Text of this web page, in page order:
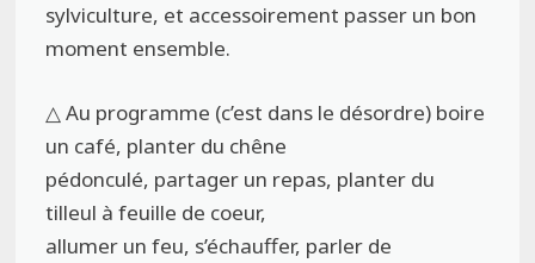
sylviculture, et accessoirement passer un bon
moment ensemble.
△ Au programme (c’est dans le désordre) boire
un café, planter du chêne
pédonculé, partager un repas, planter du
tilleul à feuille de coeur,
allumer un feu, s’échauffer, parler de